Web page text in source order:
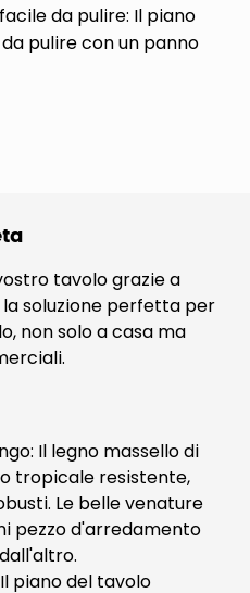
da pulire: Il piano
pulire con un panno
tavolo grazie a
la soluzione perfetta per
non solo a casa ma
Il legno massello di
tropicale resistente,
Le belle venature
pezzo d'arredamento
piano del tavolo